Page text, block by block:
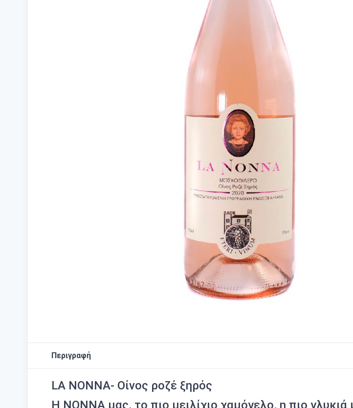
Περιγραφή
LA NONNA- Οίνος ροζέ ξηρός